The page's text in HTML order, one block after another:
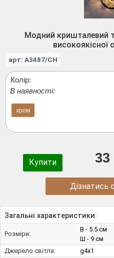
Модний кришталевий
високоякісної
арт: A3487/CH
Колір:
В наявності:
хром
Купити 33
Дізнатись
Загальні характеристики:
Розміри:
В - 5.5 см
Ш - 9 см
Джерело світла:
g4х1